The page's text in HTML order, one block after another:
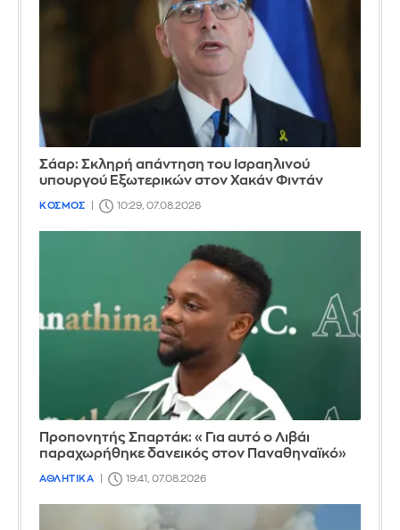
Σάαρ: Σκληρή απάντηση του Ισραηλινού
υπουργού Εξωτερικών στον Χακάν Φιντάν
ΚΟΣΜΟΣ 10:29, 07.08.2026
Προπονητής Σπαρτάκ: «Για αυτό ο Λιβάι
παραχωρήθηκε δανεικός στον Παναθηναϊκό»
ΑΘΛΗΤΙΚΑ 19:41, 07.08.2026